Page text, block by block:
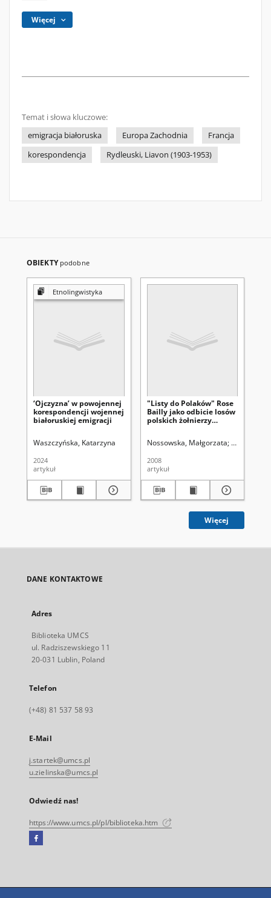
Więcej
Temat i słowa kluczowe:
emigracja białoruska
Europa Zachodnia
Francja
korespondencja
Rydleuski, Liavon (1903-1953)
OBIEKTY podobne
Etnolingwistyka
‘Ojczyzna’ w powojennej
korespondencji wojennej
białoruskiej emigracji
Waszczyńska, Katarzyna
2024
artykuł
"Listy do Polaków" Rose
Bailly jako odbicie losów
polskich żołnierzy
roku
Nossowska, Małgorzata
2008
artykuł
Więcej
DANE KONTAKTOWE
Adres
Biblioteka UMCS
ul. Radziszewskiego 11
20-031 Lublin, Poland
Telefon
(+48) 81 537 58 93
E-Mail
j.startek@umcs.pl
u.zielinska@umcs.pl
Odwiedź nas!
https://www.umcs.pl/pl/biblioteka.htm
Facebook
się